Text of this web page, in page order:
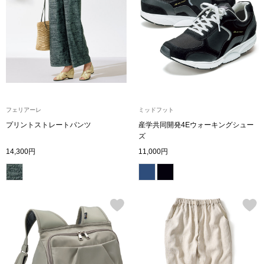
Miss Kyouko／ミスキョウコ
集
ビー すべて見る
財布／小物
財布／コイン
ポーチ
ウオッチ／ア
ウオッチ
フェリアーレ
プリントストレートパンツ
14,300円
ミッドフット
産学共同開発4Eウォーキングシュー
ズ
11,000円